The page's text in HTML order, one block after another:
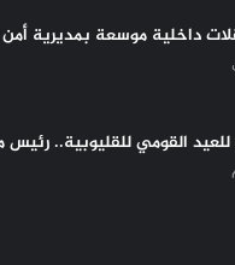
داخلية موسعة بمديرية أمن
للعيد القومي للقليوبية..